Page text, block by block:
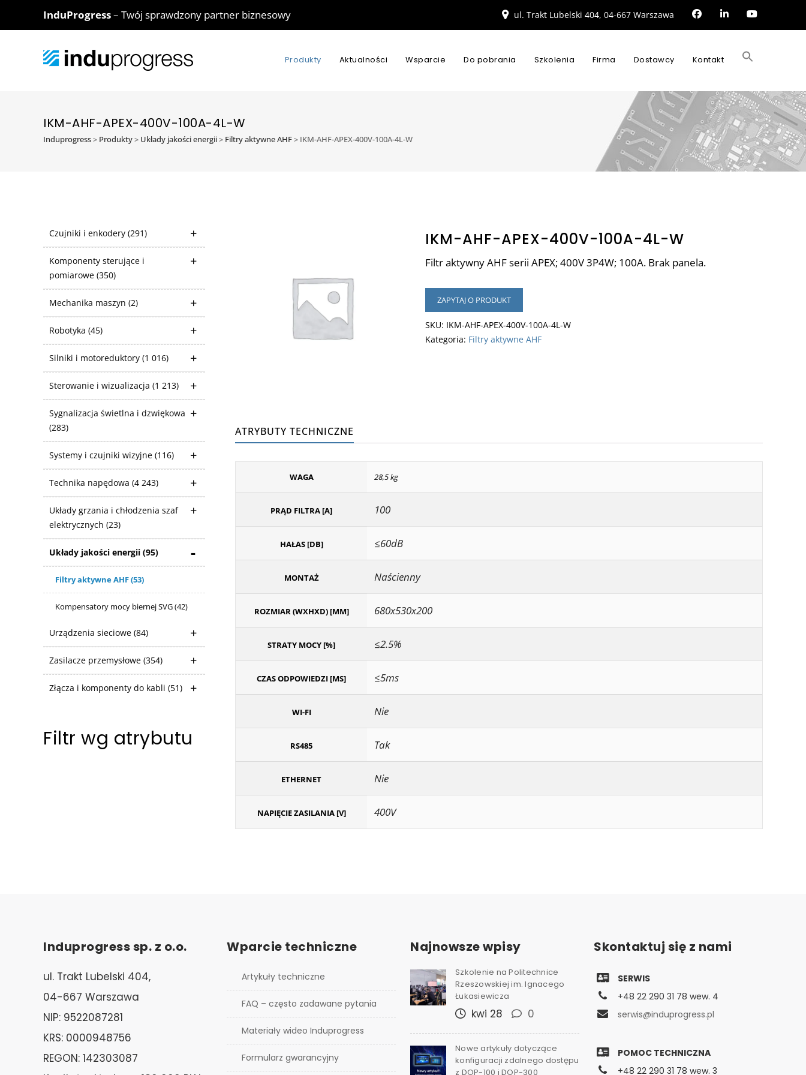
InduProgress– Twój sprawdzony partner biznesowy ul. Trakt Lubelski 404, 04-667 Warszawa
Produkty Aktualności Wsparcie Do pobrania Szkolenia Firma Dostawcy Kontakt
IKM-AHF-APEX-400V-100A-4L-W
Induprogress> Produkty> Układy jakości energii> Filtry aktywne AHF> IKM-AHF-APEX-400V-100A-4L-W
Czujniki i enkodery (291)
Komponenty sterujące i
pomiarowe (350)
Mechanika maszyn (2)
Robotyka (45)
Silniki i motoreduktory (1 016)
Sterowanie i wizualizacja (1 213)
Sygnalizacja świetlna i dzwiękowa
(283)
Systemy i czujniki wizyjne (116)
Technika napędowa (4 243)
Układy grzania i chłodzenia szaf
elektrycznych (23)
Układy jakości energii (95)
Filtry aktywne AHF(53)
Kompensatory mocy biernej SVG(42)
Urządzenia sieciowe (84)
Zasilacze przemysłowe (354)
Złącza i komponenty do kabli (51)
Filtr wg atrybutu
IKM-AHF-APEX-400V-100A-4L-W
Filtr aktywny AHF serii APEX; 400V 3P4W; 100A. Brak panela.
ZAPYTAJ O PRODUKT
SKU: IKM-AHF-APEX-400V-100A-4L-W
Kategoria: Filtry aktywne AHF
ATRYBUTY TECHNICZNE
WAGA 28,5 kg
PRĄD FILTRA [A] 100
HAŁAS [DB] ≤60dB
MONTAŻ Naścienny
ROZMIAR (WXHXD) [MM] 680x530x200
STRATY MOCY [%] ≤2.5%
CZAS ODPOWIEDZI [MS] ≤5ms
WI-FI Nie
RS485 Tak
ETHERNET Nie
NAPIĘCIE ZASILANIA [V] 400V
Induprogress sp. z o.o.
ul. Trakt Lubelski 404,
04-667 Warszawa
NIP: 9522087281
KRS: 0000948756
REGON: 142303087
Wparcie techniczne
Artykuły techniczne
FAQ – często zadawane pytania
Materiały wideo Induprogress
Formularz gwarancyjny
Najnowsze wpisy
Szkolenie na Politechnice
Rzeszowskiej im. Ignacego
Łukasiewicza
kwi 28 0
Nowe artykuły dotyczące
konfiguracji zdalnego dostępu
z DOP-100 i DOP-300
Skontaktuj się z nami
SERWIS
+48 22 290 31 78 wew. 4
serwis@induprogress.pl
POMOC TECHNICZNA
+48 22 290 31 78 wew. 3